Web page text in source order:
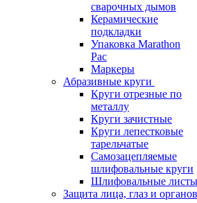
сварочных дымов
Керамические
подкладки
Упаковка Marathon
Pac
Маркеры
Абразивные круги
Круги отрезные по
металлу
Круги зачистные
Круги лепестковые
тарельчатые
Самозацепляемые
шлифовальные круги
Шлифовальные листы
Защита лица, глаз и органов